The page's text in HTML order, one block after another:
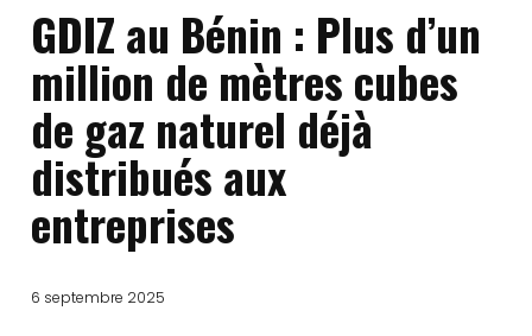
GDIZ au Bénin : Plus d’un
million de mètres cubes
de gaz naturel déjà
distribués aux
entreprises
6 septembre 2025